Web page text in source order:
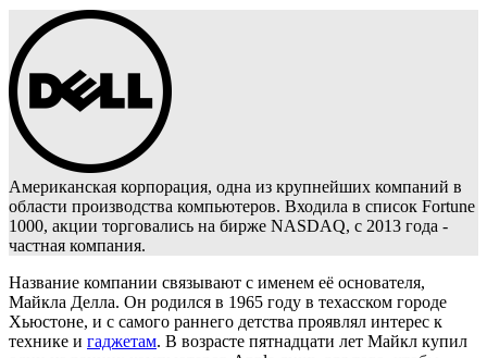
Американская корпорация, одна из крупнейших компаний в
области производства компьютеров. Входила в список Fortune
1000, акции торговались на бирже NASDAQ, с 2013 года -
частная компания.
Название компании связывают с именем её основателя,
Майкла Делла. Он родился в 1965 году в техасском городе
Хьюстоне, и с самого раннего детства проявлял интерес к
технике и гаджетам. В возрасте пятнадцати лет Майкл купил